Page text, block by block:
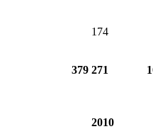
174
379 271
2010